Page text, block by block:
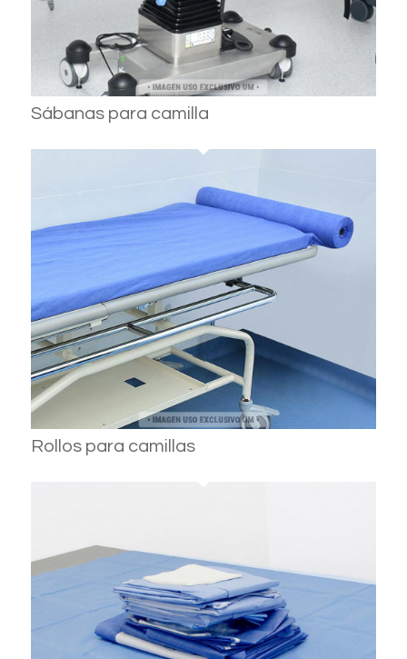
Sábanas para camilla
Rollos para camillas